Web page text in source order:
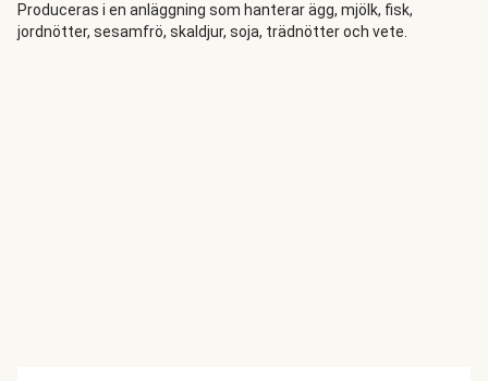
basilikadressing. De läckra biffarna får extra smak av gouda
som smälter ner i det möra köttet och serveras med
Produceras i en anläggning som hanterar ägg, mjölk, fisk,
jordnötter, sesamfrö, skaldjur, soja, trädnötter och vete.